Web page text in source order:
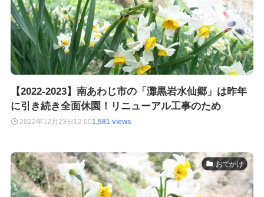
【2022-2023】南あわじ市の「灘黒岩水仙郷」は昨年
に引き続き全面休園！リニューアル工事のため
2022年12月23日 12:001,581 views
おでかけ